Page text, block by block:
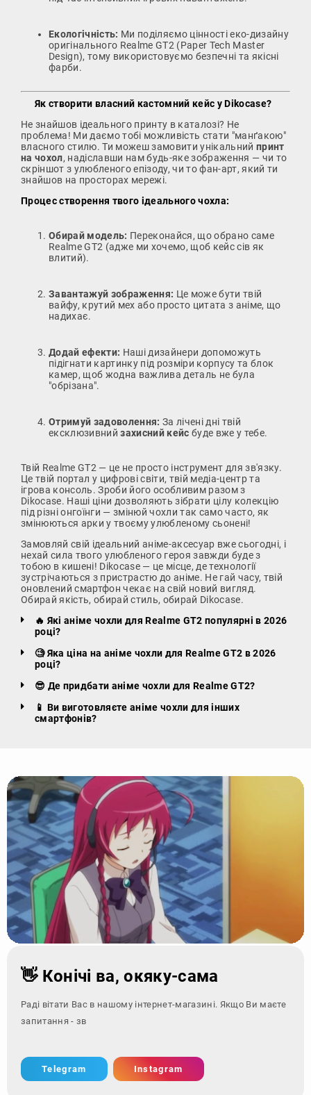
Екологічність: Ми поділяємо цінності еко-дизайну
оригінального Realme GT2 (Paper Tech Master
Design), тому використовуємо безпечні та якісні
фарби.
Як створити власний кастомний кейс у Dikocase?
Не знайшов ідеального принту в каталозі? Не
проблема! Ми даємо тобі можливість стати "манґакою"
власного стилю. Ти можеш замовити унікальнийпринт
на чохол, надіславши нам будь-яке зображення — чи то
скріншот з улюбленого епізоду, чи то фан-арт, який ти
знайшов на просторах мережі.
Процес створення твого ідеального чохла:
Обирай модель: Переконайся, що обрано саме
Realme GT2 (адже ми хочемо, щоб кейс сів як
влитий).
Завантажуй зображення: Це може бути твій
вайфу, крутий мех або просто цитата з аніме, що
надихає.
Додай ефекти: Наші дизайнери допоможуть
підігнати картинку під розміри корпусу та блок
камер, щоб жодна важлива деталь не була
"обрізана".
Отримуй задоволення: За лічені дні твій
ексклюзивнийзахисний кейс буде вже у тебе.
Твій Realme GT2 — це не просто інструмент для зв'язку.
Це твій портал у цифрові світи, твій медіа-центр та
ігрова консоль. Зроби його особливим разом з
Dikocase. Наші ціни дозволяють зібрати цілу колекцію
під різні онгоїнги — змінюй чохли так само часто, як
змінюються арки у твоєму улюбленому сьонені!
Замовляй свій ідеальний аніме-аксесуар вже сьогодні, і
нехай сила твого улюбленого героя завжди буде з
тобою в кишені! Dikocase — це місце, де технології
зустрічаються з пристрастю до аніме. Не гай часу, твій
оновлений смартфон чекає на свій новий вигляд.
Обирай якість, обирай стиль, обирай Dikocase.
🔥 Які аніме чохли для Realme GT2 популярні в 2026
році?
🧐 Яка ціна на аніме чохли для Realme GT2 в 2026
році?
😎 Де придбати аніме чохли для Realme GT2?
📱 Ви виготовляєте аніме чохли для інших
смартфонів?
👋 Конічі ва, окяку-сама
Раді вітати Вас в нашому інтернет-магазині. Якщо Ви маєте
запитання - зверніться за кон
Telegram Instagram